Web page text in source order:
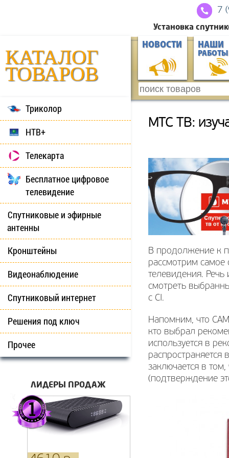
7
Установка
КАТАЛОГ
ТОВАРОВ
НОВОСТИ НАШИ
РАБОТЫ
Триколор
НТВ+
Телекарта
Бесплатное цифровое
телевидение
Спутниковые и эфирные
антенны
Кронштейны
Видеонаблюдение
Спутниковый интернет
Решения под ключ
Прочее
ЛИДЕРЫ ПРОДАЖ
МТС ТВ:
В продолжение к
рассмотрим самое
телевидения.
смотреть
с CI.
Напомним, что
кто выбрал
используется в
заключается в
(подтверждение